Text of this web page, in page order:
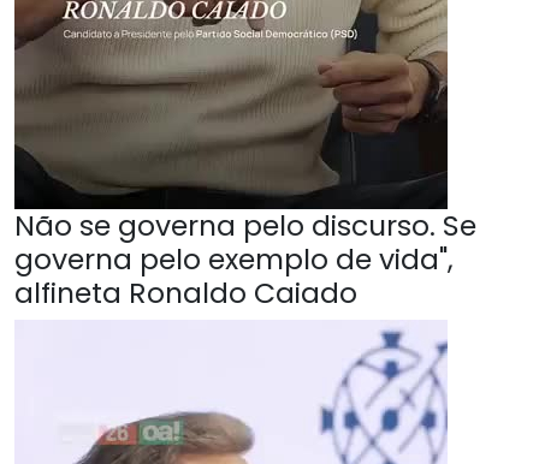
Não se governa pelo discurso. Se
governa pelo exemplo de vida",
alfineta Ronaldo Caiado